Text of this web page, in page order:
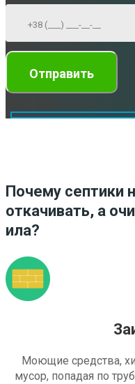
Почему септики
откачивать, а
ила?
Моющие средства,
мусор, попадая по